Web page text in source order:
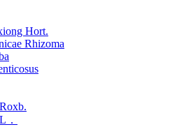
Hort.
Rhizoma
．